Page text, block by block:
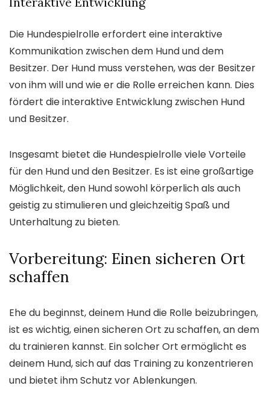
Die Hundespielrolle erfordert eine interaktive
Kommunikation zwischen dem Hund und dem
Besitzer. Der Hund muss verstehen, was der Besitzer
von ihm will und wie er die Rolle erreichen kann. Dies
fördert die interaktive Entwicklung zwischen Hund
und Besitzer.
Insgesamt bietet die Hundespielrolle viele Vorteile
für den Hund und den Besitzer. Es ist eine großartige
Möglichkeit, den Hund sowohl körperlich als auch
geistig zu stimulieren und gleichzeitig Spaß und
Unterhaltung zu bieten.
Vorbereitung: Einen sicheren Ort
schaffen
Ehe du beginnst, deinem Hund die Rolle beizubringen,
ist es wichtig, einen sicheren Ort zu schaffen, an dem
du trainieren kannst. Ein solcher Ort ermöglicht es
deinem Hund, sich auf das Training zu konzentrieren
und bietet ihm Schutz vor Ablenkungen.